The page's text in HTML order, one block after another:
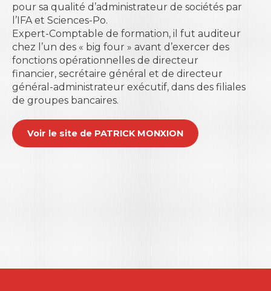
pour sa qualité d’administrateur de sociétés par
l’IFA et Sciences-Po.
Expert-Comptable de formation, il fut auditeur
chez l’un des « big four » avant d’exercer des
fonctions opérationnelles de directeur
financier, secrétaire général et de directeur
général-administrateur exécutif, dans des filiales
de groupes bancaires.
Voir le site de PATRICK MONXION